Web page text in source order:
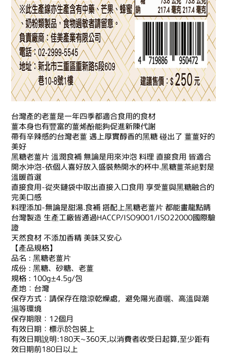
台灣產的老薑是一年四季都適合食用的食材
薑本身也有豐富的薑烯酚能夠促進新陳代謝
帶有辛辣感的台灣老薑 遇上厚實醇香的黑糖 碰出了 薑薑好的
美好
黑糖老薑片 溫潤食補 無論是用來沖泡 料理 直接食用 皆適合
開水沖泡-依個人喜好放入盛裝熱開水的杯中.黑糖薑茶絕對是
溫暖首選
直接食用-從夾鏈袋中取出直接入口食用 享受薑與黑糖融合的
完美口感
料理添加-無論是甜湯.食補 搭配上黑糖老薑片 都能畫龍點睛
台灣製造 生產工廠皆通過HACCP/ISO9001/ISO22000國際驗
證
天然食材 不添加香精 美味又安心
【產品規格】
品名 : 黑糖老薑片
成份 : 黑糖、砂糖、老薑
規格 : 100g±4.5g/包
產地：台灣
保存方式：請保存在陰涼乾燥處，避免陽光直曬、高溫與潮
濕等環境
保存期限：12個月
有效日期：標示於包裝上
有效日期說明:180天~360天,以消費者收受日起算,至少距有
效日期前180日以上